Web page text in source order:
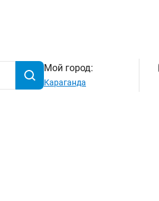
Мой город:
Караганда